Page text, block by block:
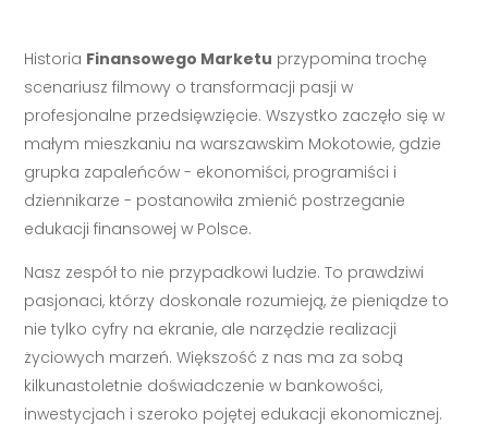
Historia Finansowego Marketu przypomina trochę
scenariusz filmowy o transformacji pasji w
profesjonalne przedsięwzięcie. Wszystko zaczęło się w
małym mieszkaniu na warszawskim Mokotowie, gdzie
grupka zapaleńców - ekonomiści, programiści i
dziennikarze - postanowiła zmienić postrzeganie
edukacji finansowej w Polsce.
Nasz zespół to nie przypadkowi ludzie. To prawdziwi
pasjonaci, którzy doskonale rozumieją, że pieniądze to
nie tylko cyfry na ekranie, ale narzędzie realizacji
życiowych marzeń. Większość z nas ma za sobą
kilkunastoletnie doświadczenie w bankowości,
inwestycjach i szeroko pojętej edukacji ekonomicznej.